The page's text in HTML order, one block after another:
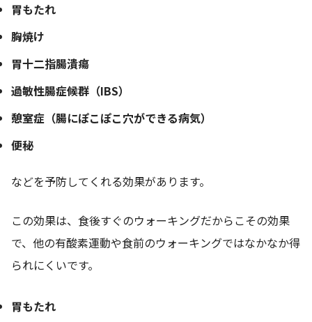
胃もたれ
胸焼け
胃十二指腸潰瘍
過敏性腸症候群（IBS）
憩室症（腸にぽこぽこ穴ができる病気）
便秘
などを予防してくれる効果があります。
この効果は、食後すぐのウォーキングだからこその効果
で、他の有酸素運動や食前のウォーキングではなかなか得
られにくいです。
胃もたれ